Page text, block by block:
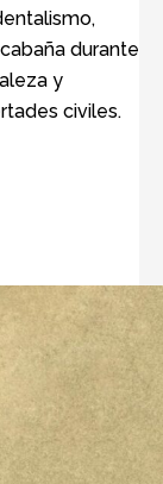
durante
y
civiles.